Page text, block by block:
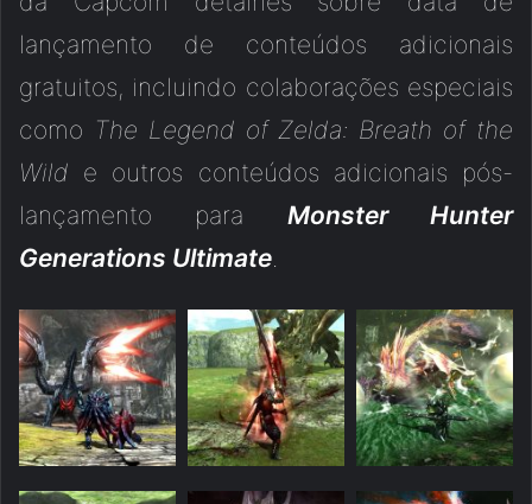
lançamento de conteúdos adicionais
gratuitos, incluindo colaborações especiais
como The Legend of Zelda: Breath of the
Wild e outros conteúdos adicionais pós-
lançamento para Monster Hunter
Generations Ultimate